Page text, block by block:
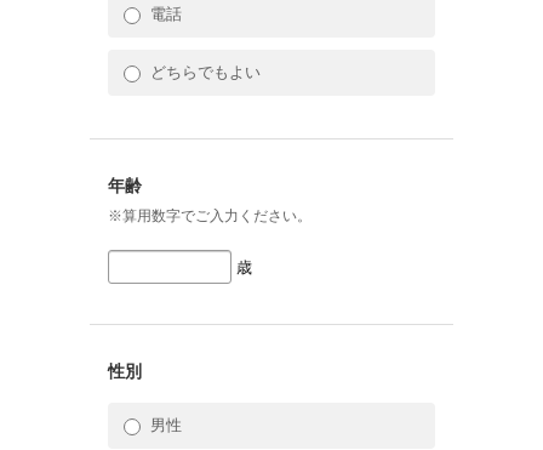
電話
どちらでもよい
年齢
※算用数字でご入力ください。
歳
性別
男性